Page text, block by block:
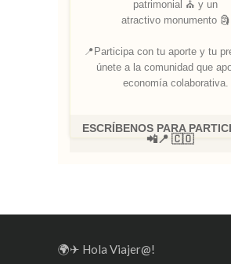
patrimonial ⛪ y un
atractivo monumento 🗿
📍Participa con tu aporte y tu
únete a la comunidad que
economía colaborativa.
ESCRÍBENOS PARA
📲📍 🇨🇴
🌍✈ Hola Viajer@!